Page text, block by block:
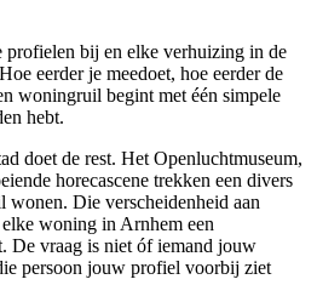
bij en elke verhuizing in de
eerder je meedoet, hoe eerder de
woningruil begint met één simpele
hebt.
doet de rest. Het Openluchtmuseum,
horecascene trekken een divers
Die verscheidenheid aan
woning in Arnhem een
De vraag is niet óf iemand jouw
persoon jouw profiel voorbij ziet